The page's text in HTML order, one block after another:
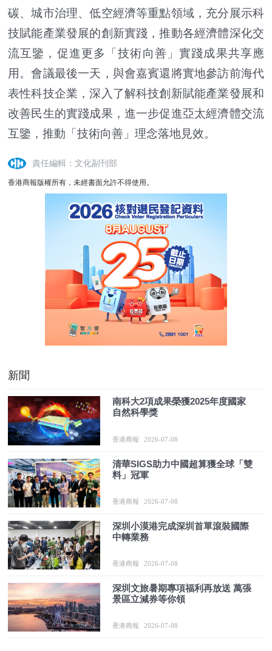
碳、城市治理、低空經濟等重點領域，充分展示科
技賦能產業發展的創新實踐，推動各經濟體深化交
流互鑒，促進更多「技術向善」實踐成果共享應
用。會議最後一天，與會嘉賓還將實地參訪前海代
表性科技企業，深入了解科技創新賦能產業發展和
改善民生的實踐成果，進一步促進亞太經濟體交流
互鑒，推動「技術向善」理念落地見效。
責任編輯：文化副刊部
香港商報版權所有，未經書面允許不得使用。
新聞
南科大2項成果榮獲2025年度國家
自然科學獎
香港商報 2026-07-08
清華SIGS助力中國超算獲全球「雙
料」冠軍
香港商報 2026-07-08
深圳小漠港完成深圳首單滾裝國際
中轉業務
香港商報 2026-07-08
深圳文旅暑期專項福利再放送 萬張
景區立減券等你領
香港商報 2026-07-08